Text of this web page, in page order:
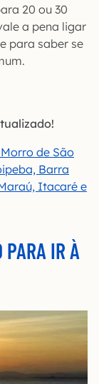
20 ou 30
a pena ligar
para saber se
de São
Barra
Itacaré e
PARA IR À